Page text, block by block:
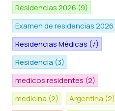
Residencias 2026 (9)
Examen de residencias 2026
Residencias Médicas (7)
Residencia (3)
medicos residentes (2)
medicina (2) Argentina (2)